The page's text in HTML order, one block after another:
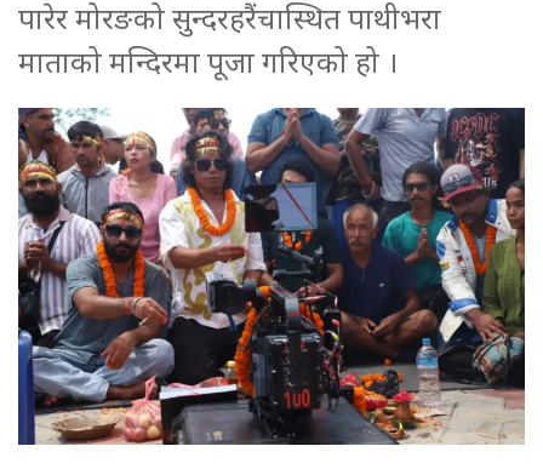
पारेर मोरङको सुन्दरहरैंचास्थित पाथीभरा
माताको मन्दिरमा पूजा गरिएको हो ।